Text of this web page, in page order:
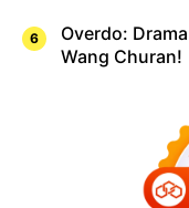
Overdo:
Wang Churan!